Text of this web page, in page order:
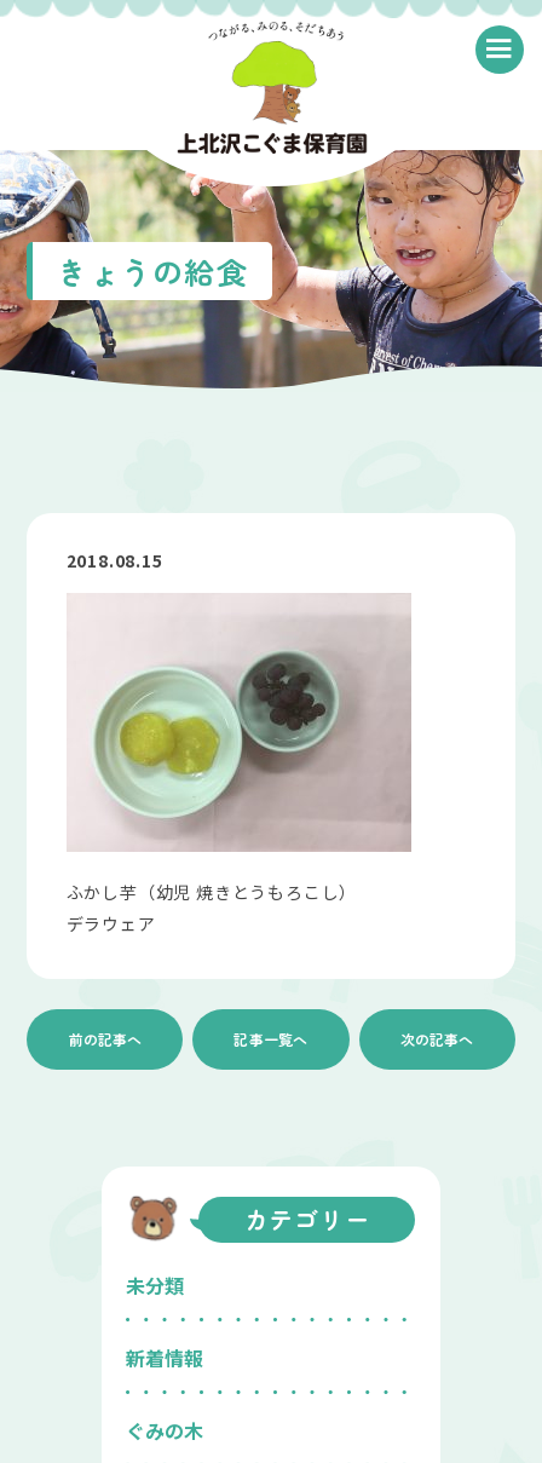
≡
きょうの給食
2018.08.15
ふかし芋（幼児 焼きとうもろこし）
デラウェア
前の記事へ 記事一覧へ 次の記事へ
カテゴリー
未分類
新着情報
ぐみの木